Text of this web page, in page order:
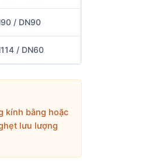
/ DN90
/ DN60
kính bằng hoặc
lưu lượng